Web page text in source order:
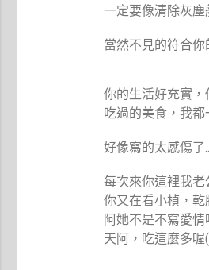
一定要像清除灰
當然不見的符合
你的生活好充實
吃過的美食，我
好像寫的太感傷了
每次來你這裡我老
你又在看小楨，乾
阿她不是不寫愛情
天阿，吃這麼多喔